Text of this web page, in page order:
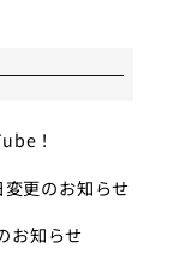
！
更のお知らせ
お知らせ